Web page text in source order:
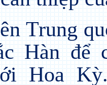
Trung
Hàn để
Hoa